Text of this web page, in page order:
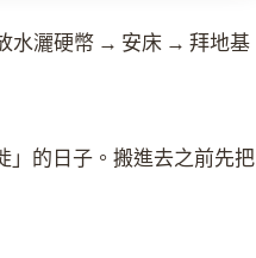
水灑硬幣 → 安床 → 拜地基
」的日子。搬進去之前先把